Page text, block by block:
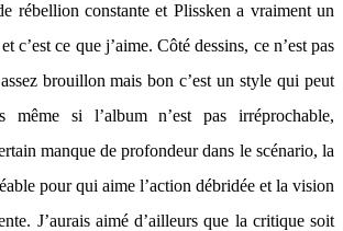
rébellion constante et Plissken a vraiment un
c’est ce que j’aime. Côté dessins, ce n’est pas
brouillon mais bon c’est un style qui peut
si l’album n’est pas irréprochable,
manque de profondeur dans le scénario, la
pour qui aime l’action débridée et la vision
J’aurais aimé d’ailleurs que la critique soit